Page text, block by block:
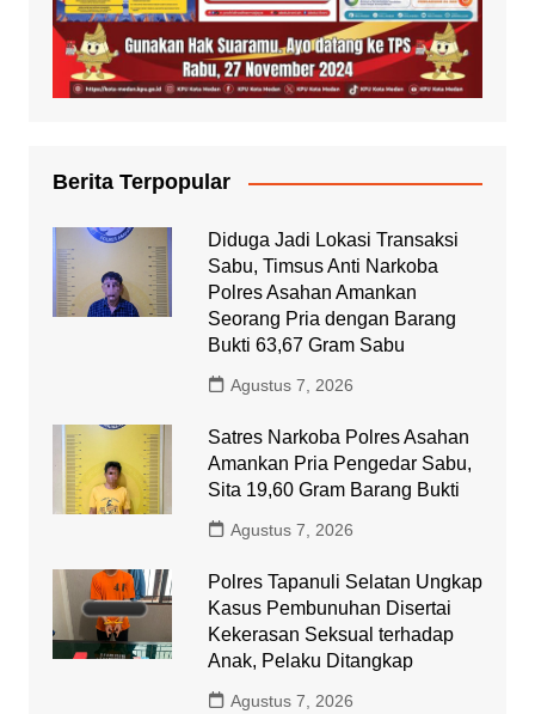
Berita Terpopular
Diduga Jadi Lokasi Transaksi
Sabu, Timsus Anti Narkoba
Polres Asahan Amankan
Seorang Pria dengan Barang
Bukti 63,67 Gram Sabu
Agustus 7, 2026
Satres Narkoba Polres Asahan
Amankan Pria Pengedar Sabu,
Sita 19,60 Gram Barang Bukti
Agustus 7, 2026
Polres Tapanuli Selatan Ungkap
Kasus Pembunuhan Disertai
Kekerasan Seksual terhadap
Anak, Pelaku Ditangkap
Agustus 7, 2026